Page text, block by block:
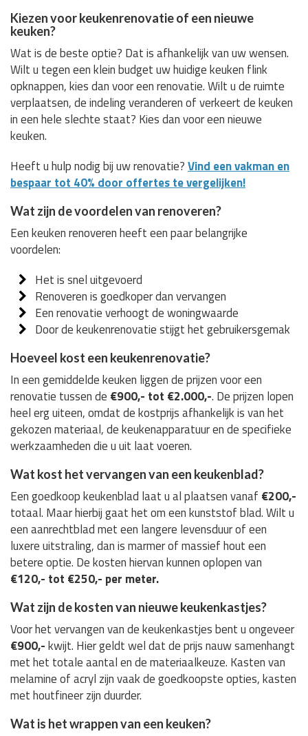
Kiezen voor keukenrenovatie of een nieuwe
keuken?
Wat is de beste optie? Dat is afhankelijk van uw wensen.
Wilt u tegen een klein budget uw huidige keuken flink
opknappen, kies dan voor een renovatie. Wilt u de ruimte
verplaatsen, de indeling veranderen of verkeert de keuken
in een hele slechte staat? Kies dan voor een nieuwe
keuken.
Heeft u hulp nodig bij uw renovatie?Vind een vakman en
bespaar tot 40% door offertes te vergelijken!
Wat zijn de voordelen van renoveren?
Een keuken renoveren heeft een paar belangrijke
voordelen:
Het is snel uitgevoerd
Renoveren is goedkoper dan vervangen
Een renovatie verhoogt de woningwaarde
Door de keukenrenovatie stijgt het gebruikersgemak
Hoeveel kost een keukenrenovatie?
In een gemiddelde keuken liggen de prijzen voor een
renovatie tussen de €900,- tot €2.000,-. De prijzen lopen
heel erg uiteen, omdat de kostprijs afhankelijk is van het
gekozen materiaal, de keukenapparatuur en de specifieke
werkzaamheden die u uit laat voeren.
Wat kost het vervangen van een keukenblad?
Een goedkoop keukenblad laat u al plaatsen vanaf €200,-
totaal. Maar hierbij gaat het om een kunststof blad. Wilt u
een aanrechtblad met een langere levensduur of een
luxere uitstraling, dan is marmer of massief hout een
betere optie. De kosten hiervan kunnen oplopen van
€120,- tot €250,- per meter.
Wat zijn de kosten van nieuwe keukenkastjes?
Voor het vervangen van de keukenkastjes bent u ongeveer
€900,-kwijt. Hier geldt wel dat de prijs nauw samenhangt
met het totale aantal en de materiaalkeuze. Kasten van
melamine of acryl zijn vaak de goedkoopste opties, kasten
met houtfineer zijn duurder.
Wat is het wrappen van een keuken?